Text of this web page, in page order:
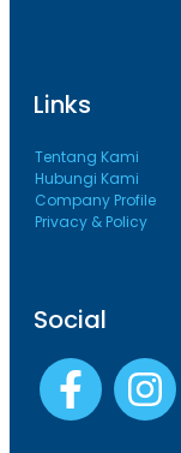
Links
Tentang Kami
Hubungi Kami
Company Profile
Privacy & Policy
Social